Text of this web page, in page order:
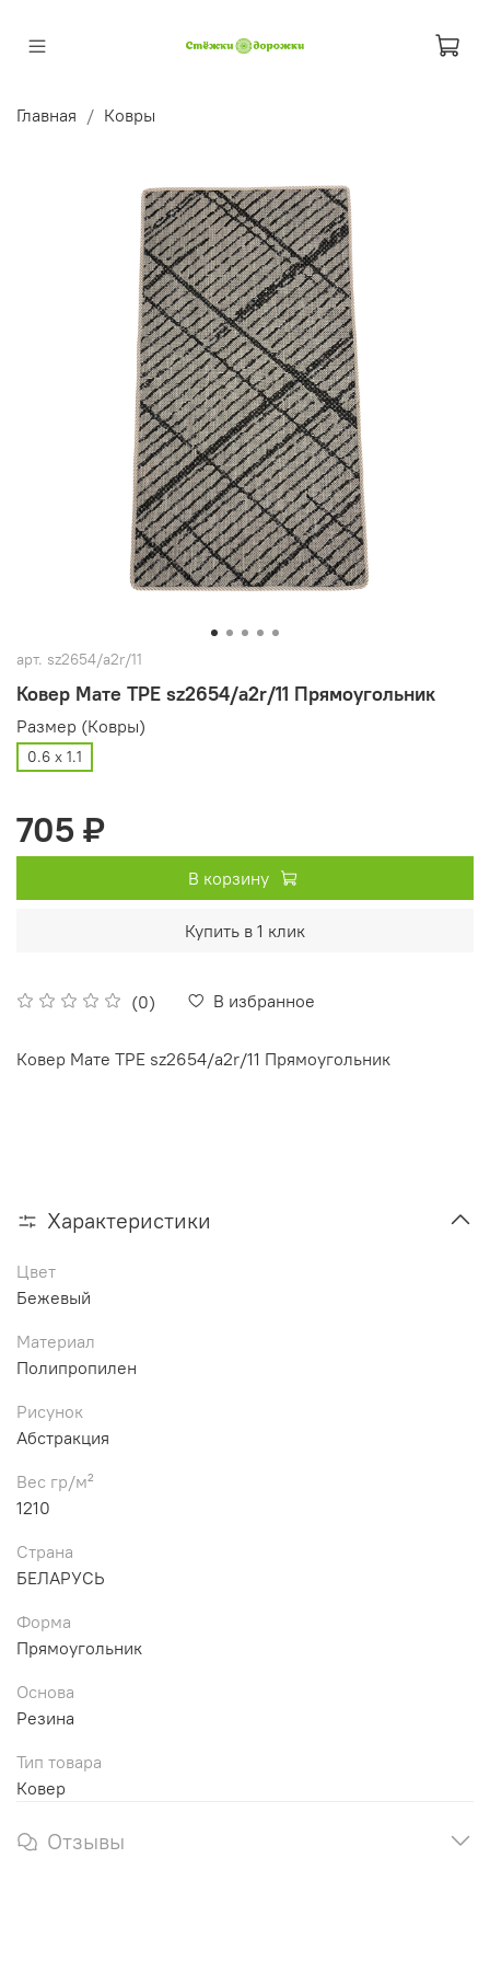
Главная Ковры
арт. sz2654/a2r/11
Ковер Maте ТРЕ sz2654/a2r/11 Прямоугольник
(0) В избранное
Размер (Ковры)
0.6 х 1.1
705 ₽
В корзину
Купить в 1 клик
Ковер Maте ТРЕ sz2654/a2r/11 Прямоугольник
Характеристики
Цвет
Бежевый
Материал
Полипропилен
Рисунок
Абстракция
Вес гр/м²
1210
Страна
БЕЛАРУСЬ
Форма
Прямоугольник
Основа
Резина
Тип товара
Ковер
Отзывы